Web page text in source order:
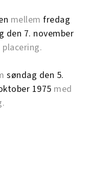
mellemfredag
den 7. november
søndag den 5.
1975 med